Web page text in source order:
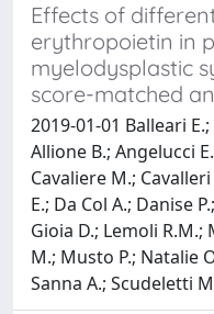
Effects of
erythropoietin in
myelodysplastic
score-matched
2019-01-01 Balleari
Allione B.; Angelucci
Cavaliere M.;
E.; Da Col A.; Danise
Gioia D.; Lemoli R.M.;
M.; Musto P.; Natalie
Sanna A.; Scudeletti